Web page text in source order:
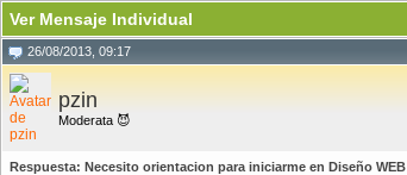
Ver Mensaje Individual
26/08/2013, 09:17
pzin
Moderata 😈
Respuesta: Necesito orientacion para iniciarme en Diseño WEB